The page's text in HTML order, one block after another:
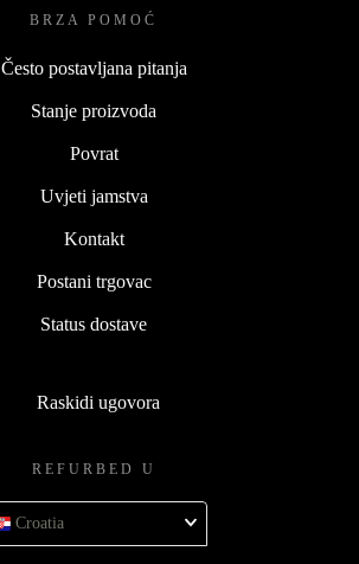
BRZA POMOĆ
Često postavljana pitanja
Stanje proizvoda
Povrat
Uvjeti jamstva
Kontakt
Postani trgovac
Status dostave
Raskidi ugovora
REFURBED U
Croatia